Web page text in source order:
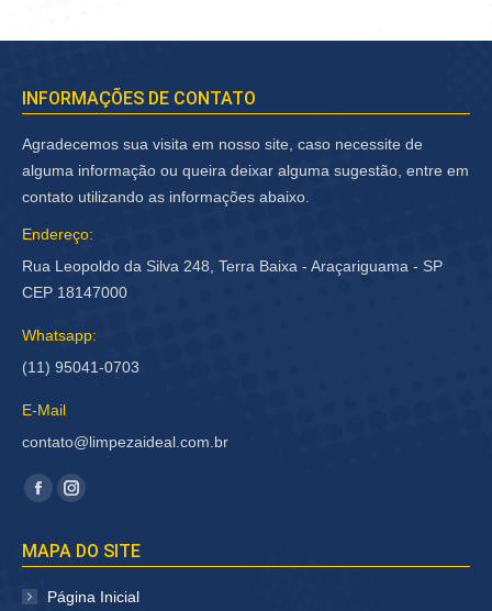
INFORMAÇÕES DE CONTATO
Agradecemos sua visita em nosso site, caso necessite de
alguma informação ou queira deixar alguma sugestão, entre em
contato utilizando as informações abaixo.
Endereço:
Rua Leopoldo da Silva 248, Terra Baixa - Araçariguama - SP
CEP 18147000
Whatsapp:
(11) 95041-0703
E-Mail
contato@limpezaideal.com.br
Encontre-nos em:
Facebook
abre
em
Instagram
abre
MAPA DO SITE
Página Inicial